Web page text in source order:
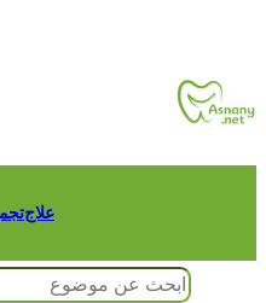
علاجتجميل